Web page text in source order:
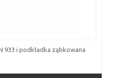
933 i podkładka ząbkowana